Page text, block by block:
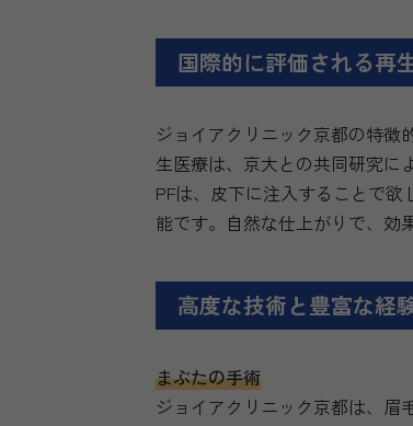
国際的に評価される再
ジョイアクリニック京都の特徴
生医療は、京大との共同研究に
PFは、皮下に注入することで欲
能です。自然な仕上がりで、効
高度な技術と豊富な経
まぶたの手術
ジョイアクリニック京都は、眉